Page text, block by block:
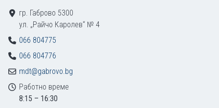
гр. Габрово 5300
ул. „Райчо Каролев“ № 4
066 804775
066 804776
mdt@gabrovo.bg
Работно време
8:15 – 16:30